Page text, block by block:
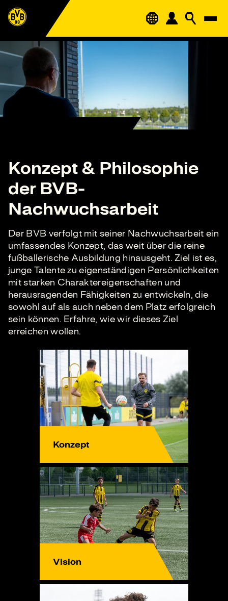
Konzept & Philosophie
der BVB-
Nachwuchsarbeit
Der BVB verfolgt mit seiner Nachwuchsarbeit ein
umfassendes Konzept, das weit über die reine
fußballerische Ausbildung hinausgeht. Ziel ist es,
junge Talente zu eigenständigen Persönlichkeiten
mit starken Charaktereigenschaften und
herausragenden Fähigkeiten zu entwickeln, die
sowohl auf als auch neben dem Platz erfolgreich
sein können. Erfahre, wie wir dieses Ziel
erreichen wollen.
Konzept
Vision